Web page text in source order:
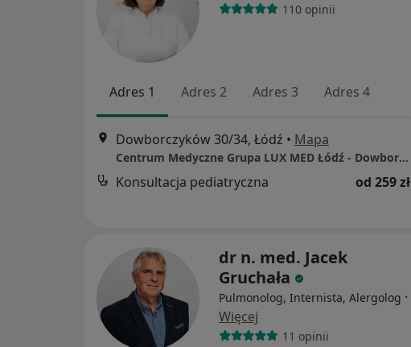
110 opinii
Adres 1 Adres 2 Adres 3 Adres 4
Dowborczyków 30/34, Łódź • Mapa
Centrum Medyczne Grupa LUX MED Łódź - Dowborczyków 30/34
Konsultacja pediatryczna od 259 zł
dr n. med. Jacek
Gruchała
Pulmonolog, Internista, Alergolog ·
Więcej
11 opinii